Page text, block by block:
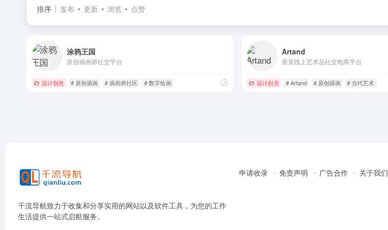
排序 发布 更新 浏览 点赞
涂鸦王国
原创插画师社交平台
设计创意 # 原创插画 # 插画师社区 # 数字绘画
Artand
垂直线上艺术品社交电商平台
设计创意 # Artand # 原创插画 # 当代艺术
千流导航致力于收集和分享实用的网站以及软件工具，为您的工作
生活提供一站式启航服务。
申请收录 免责声明 广告合作 关于我们